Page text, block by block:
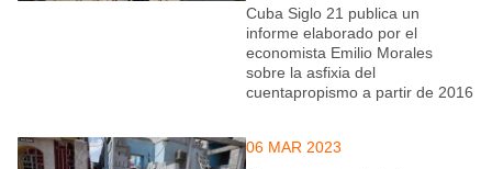
Cuba Siglo 21 publica un
informe elaborado por el
economista Emilio Morales
sobre la asfixia del
cuentapropismo a partir de 2016
06 MAR 2023